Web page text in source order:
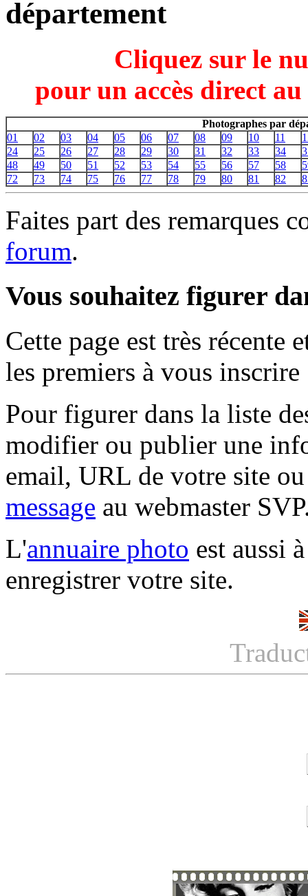
département
Cliquez sur le
pour un accès direct
Photographes par
01
02 03 04 05 06 07 08 09 10 11
24
25 26 27 28 29 30 31 32 33 34
48
49 50 51 52 53 54 55 56 57 58
72
73 74 75 76 77 78 79 80 81 82
Faites part des remarques
forum.
Vous souhaitez figurer
Cette page est très récente
les premiers à vous inscrire
Pour figurer dans la liste
modifier ou publier une
email, URL de votre site
message au webmaster
L'annuaire photo est aussi
enregistrer votre site.